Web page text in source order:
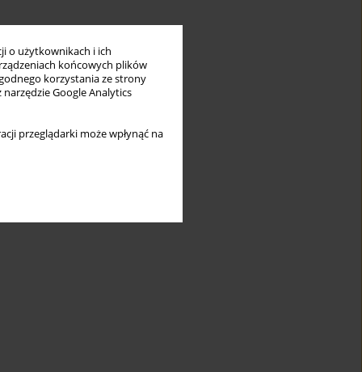
o użytkownikach i ich
końcowych plików
korzystania ze strony
Google Analytics
przeglądarki może wpłynąć na